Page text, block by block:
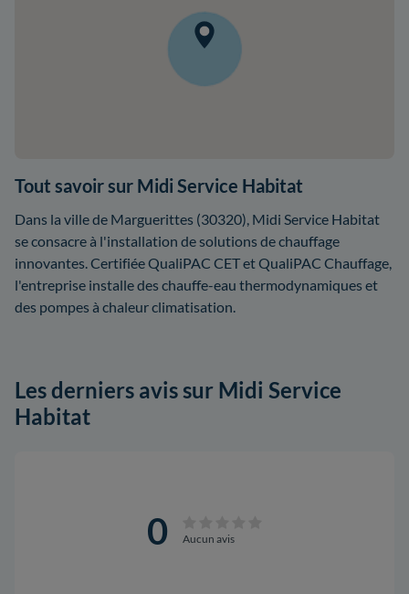
Tout savoir sur Midi Service Habitat
Dans la ville de Marguerittes (30320), Midi Service Habitat
se consacre à l'installation de solutions de chauffage
innovantes. Certifiée QualiPAC CET et QualiPAC Chauffage,
l'entreprise installe des chauffe-eau thermodynamiques et
des pompes à chaleur climatisation.
Les derniers avis sur Midi Service
Habitat
0 Aucun avis